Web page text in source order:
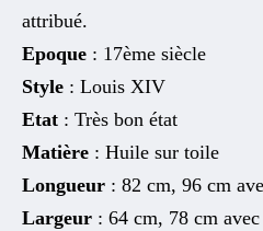
attribué.
Epoque : 17ème siècle
Style : Louis XIV
Etat : Très bon état
Matière : Huile sur toile
Longueur : 82 cm, 96 cm
Largeur : 64 cm, 78 cm